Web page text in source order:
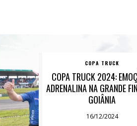
COPA TRUCK
COPA TRUCK 2024:
ADRENALINA NA GRANDE
GOIÂNIA
16/12/2024